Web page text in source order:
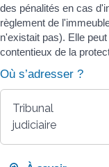
des pénalités en cas
règlement de
n'existait pas). Elle
contentieux de la
Où s’adresser ?
Tribunal
judiciaire